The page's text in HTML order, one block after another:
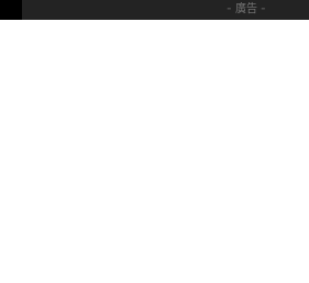
- 廣告 -